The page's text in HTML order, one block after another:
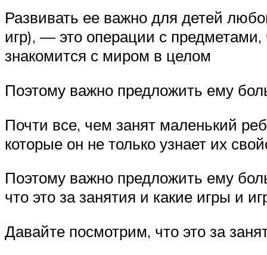
Развивать ее важно для детей
игр), — это операции с предметами,
знакомится с миром в целом
Поэтому важно предложить ему
Почти все, чем занят маленький
которые он не только узнает их
Поэтому важно предложить ему
что это за занятия и какие игры и
Давайте посмотрим, что это за